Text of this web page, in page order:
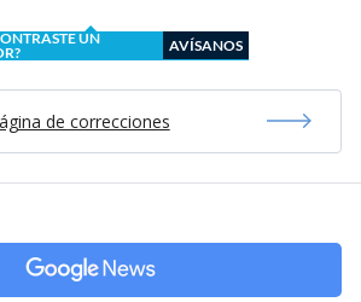
UN
AVÍSANOS
de correcciones